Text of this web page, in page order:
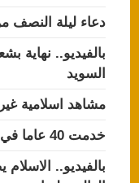
دعاء ليلة النصف
بالفيديو..
السويد
مشاهد اسلامية
خدمت 40 عاما في الكنيسة والان اعترف بهذا السر!
بالفيديو..